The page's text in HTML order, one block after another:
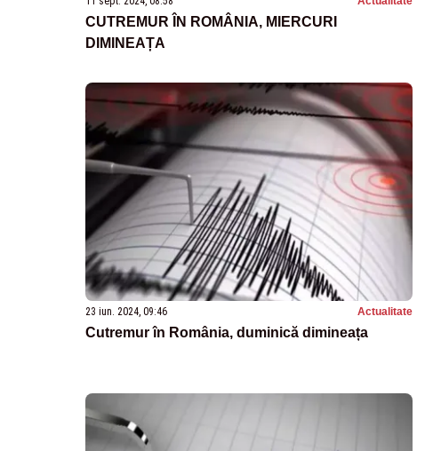
CUTREMUR ÎN ROMÂNIA, MIERCURI
DIMINEAȚA
23 iun. 2024, 09:46 Actualitate
Cutremur în România, duminică dimineața